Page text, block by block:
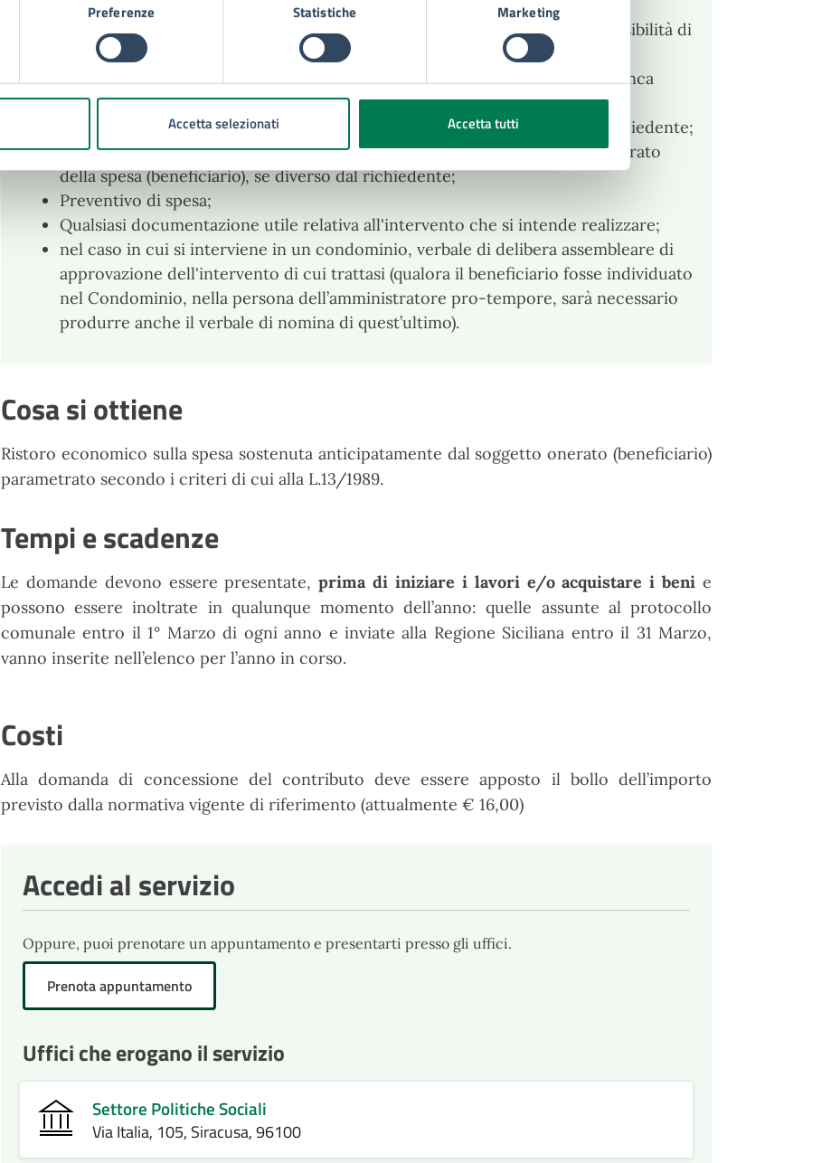
Preferenze Statistiche Marketing
Accetta selezionati Accetta tutti
Certificato medico in carta semplice attestante la difficoltà ovvero l’impossibilità di
deambulazione di cui soffre il soggetto con disabilità (All. 2), da eventuale
certificazione rilasciata dall’ASP, territorialmente competente, da cui si evinca
l’invalidità totale (100%) ai fini della priorità in graduatoria;
Fotocopia documento di riconoscimento e codice fiscale del soggetto richiedente;
Fotocopia documento di riconoscimento e codice fiscale del soggetto onerato
della spesa (beneficiario), se diverso dal richiedente;
Preventivo di spesa;
Qualsiasi documentazione utile relativa all'intervento che si intende realizzare;
nel caso in cui si interviene in un condominio, verbale di delibera assembleare di
approvazione dell'intervento di cui trattasi (qualora il beneficiario fosse individuato
nel Condominio, nella persona dell’amministratore pro-tempore, sarà necessario
produrre anche il verbale di nomina di quest’ultimo).
Cosa si ottiene
Ristoro economico sulla spesa sostenuta anticipatamente dal soggetto onerato (beneficiario)
parametrato secondo i criteri di cui alla L.13/1989.
Tempi e scadenze
Le domande devono essere presentate,prima di iniziare i lavori e/o acquistare i benie
possono essere inoltrate in qualunque momento dell’anno: quelle assunte al protocollo
comunale entro il 1° Marzo di ogni anno e inviate alla Regione Siciliana entro il 31 Marzo,
vanno inserite nell’elenco per l’anno in corso.
Costi
Alla domanda di concessione del contributo deve essere apposto il bollo dell’importo
previsto dalla normativa vigente di riferimento (attualmente € 16,00)
Accedi al servizio
Oppure, puoi prenotare un appuntamento e presentarti presso gli uffici.
Prenota appuntamento
Uffici che erogano il servizio
Settore Politiche Sociali
Via Italia, 105, Siracusa, 96100